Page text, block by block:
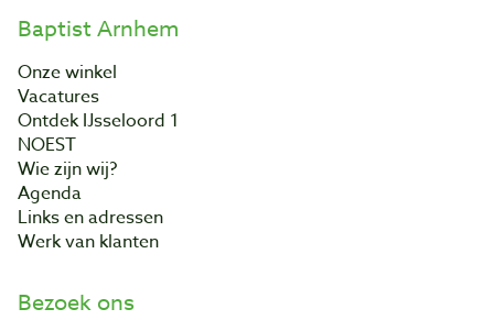
Baptist Arnhem
Onze winkel
Vacatures
Ontdek IJsseloord 1
NOEST
Wie zijn wij?
Agenda
Links en adressen
Werk van klanten
Bezoek ons